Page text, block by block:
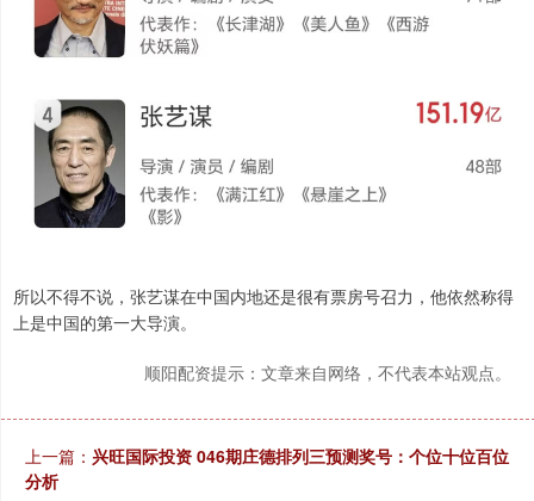
所以不得不说，张艺谋在中国内地还是很有票房号召力，他依然称得
上是中国的第一大导演。
顺阳配资提示：文章来自网络，不代表本站观点。
上一篇： 兴旺国际投资 046期庄德排列三预测奖号：个位十位百位
分析